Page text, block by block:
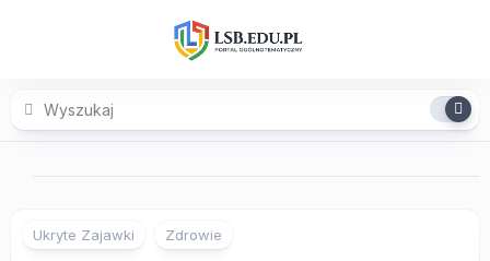
Ukryte Zajawki Zdrowie